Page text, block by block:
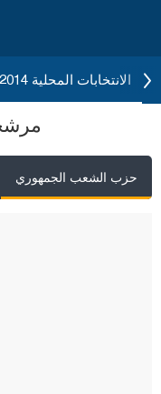
الانتخابات المحلية 2014
حزب الشعب الجمهوري